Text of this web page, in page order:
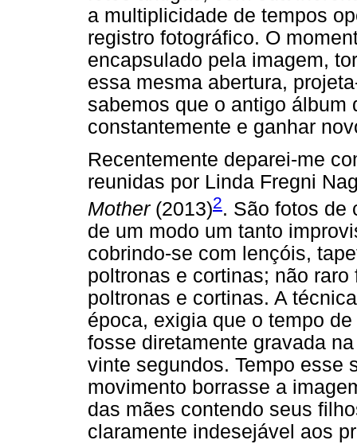
a multiplicidade de tempos
registro fotográfico. O
encapsulado pela imagem,
essa mesma abertura,
sabemos que o antigo álbum
constantemente e ganhar
Recentemente deparei-me
reunidas por Linda Fregni
Mother(2013)2. São fotos de
de um modo um tanto
cobrindo-se com lençóis,
poltronas e cortinas; não
poltronas e cortinas. A
época, exigia que o tempo
fosse diretamente gravada
vinte segundos. Tempo esse
movimento borrasse a
das mães contendo seus
claramente indesejável aos